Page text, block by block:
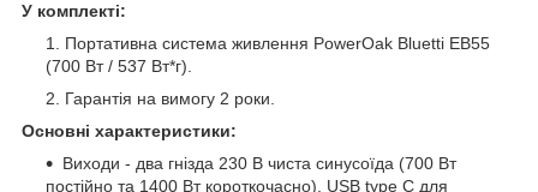
У комплекті:
Портативна система живлення PowerOak Bluetti EB55
(700 Вт / 537 Вт*г).
Гарантія на вимогу 2 роки.
Основні характеристики:
Виходи - два гнізда 230 В чиста синусоїда (700 Вт
постійно та 1400 Вт короткочасно), USB type C для